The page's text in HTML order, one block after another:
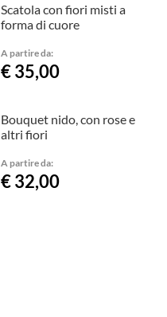
Scatola con fiori misti a
forma di cuore
A partire da:
€ 35,00
Bouquet nido, con rose e
altri fiori
A partire da:
€ 32,00